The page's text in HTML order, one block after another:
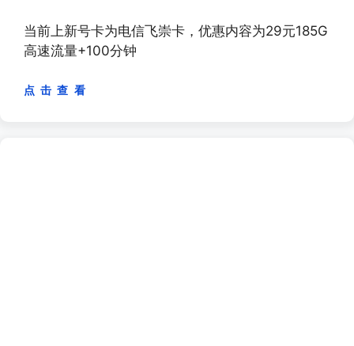
当前上新号卡为电信飞崇卡，优惠内容为29元185G
高速流量+100分钟
点 击 查 看